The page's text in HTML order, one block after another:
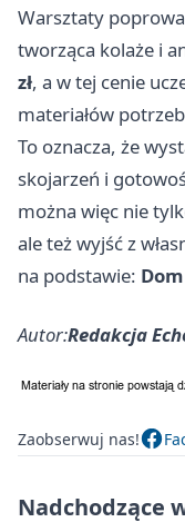
Warsztaty
tworząca kolaże i
zł, a w tej cenie
materiałów
To oznacza, że
skojarzeń i
można więc nie
ale też wyjść z
na podstawie:
Autor:Redakcja
Zaobserwuj nas!
Nadchodzące